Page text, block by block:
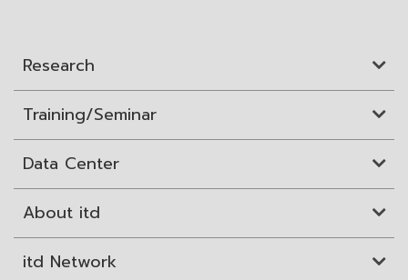
Research
Training/Seminar
Data Center
About itd
itd Network